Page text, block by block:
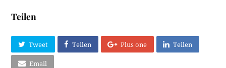
Teilen
Tweet Teilen Plus one Teilen
Email